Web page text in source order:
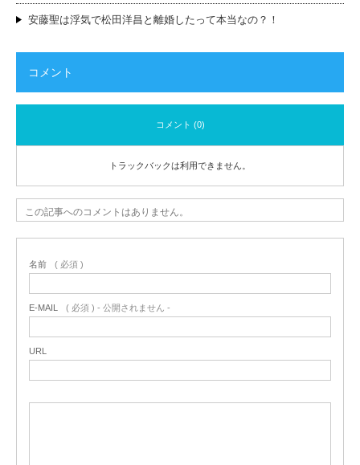
安藤聖は浮気で松田洋昌と離婚したって本当なの？！
コメント
コメント (0)
トラックバックは利用できません。
この記事へのコメントはありません。
名前 ( 必須 )
E-MAIL ( 必須 ) - 公開されません -
URL